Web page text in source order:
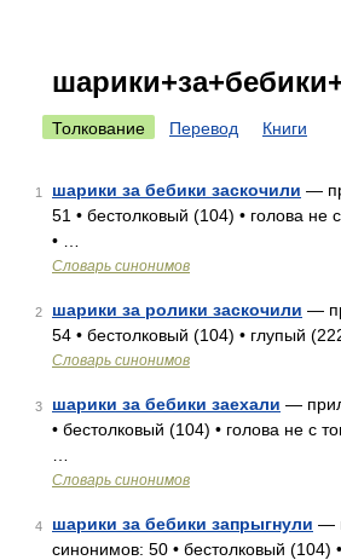
Толкование Перевод Книги
1 шарики за бебики заскочили —
51 • бестолковый (104) • голова не
• …
Словарь синонимов
2 шарики за ролики заскочили —
54 • бестолковый (104) • глупый
Словарь синонимов
3 шарики за бебики заехали —
• бестолковый (104) • голова не с
Словарь синонимов
4 шарики за бебики запрыгнули —
синонимов: 50 • бестолковый (104)